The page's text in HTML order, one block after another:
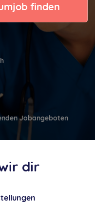
finden
Jobangeboten
dir